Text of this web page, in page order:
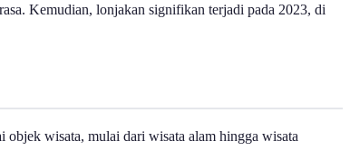
Kemudian, lonjakan signifikan terjadi pada 2023, di
objek wisata, mulai dari wisata alam hingga wisata